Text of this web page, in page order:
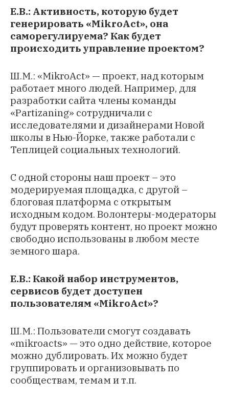
Е.В.: Активность, которую будет
генерировать «MikroAct», она
саморегулируема? Как будет
происходить управление проектом?
Ш.М.: «MikroAct» — проект, над которым
работает много людей. Например, для
разработки сайта члены команды
«Partizaning» сотрудничали с
исследователями и дизайнерами Новой
школы в Нью-Йорке, также работали с
Теплицей социальных технологий.
С одной стороны наш проект – это
модерируемая площадка, с другой –
блоговая платформа с открытым
исходным кодом. Волонтеры-модераторы
будут проверять контент, но проект можно
свободно использованы в любом месте
земного шара.
Е.В.: Какой набор инструментов,
сервисов будет доступен
пользователям «MikroAct»?
Ш.М.: Пользователи смогут создавать
«mikroacts» — это одно действие, которое
можно дублировать. Их можно будет
группировать и организовывать по
сообществам, темам и т.п.